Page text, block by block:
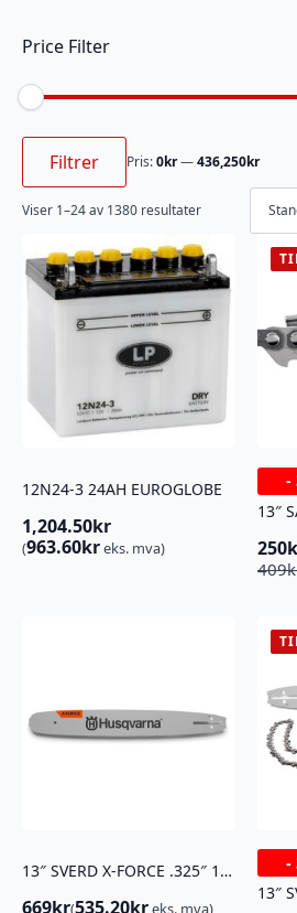
Price Filter
Min.
Makspris
Filtrer Pris:0kr—436,250kr
Viser 1–24 av 1380 resultater
12N24-3 24AH EUROGLOBE
1,204.50kr
(963.60kreks. mva)
-
409
250
13″ SVERD X-FORCE .325″ 1,3MM PIX
669kr535.20kr
-